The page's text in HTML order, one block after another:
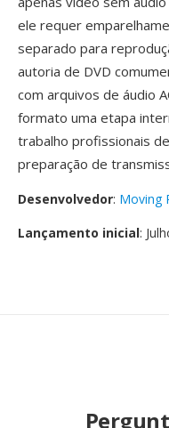
ele requer
separado para
autoria de DVD
com arquivos de áudio
formato uma etapa
trabalho profissionais
preparação de
Desenvolvedor: Moving
Lançamento inicial: